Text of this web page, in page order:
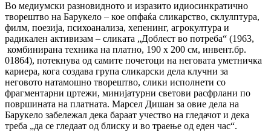
Во медиумски разновидното и изразито идиосинкратично
творештво на Барукело – кое опфаќа сликарство, склулптура,
филм, поезија, психоанализа, хепенинг, агрокултура и
радикален активизам – сликата „Доблест во потреба“ (1963,
комбинирана техника на платно, 190 х 200 см, инвент.бр.
01864), потекнува од самите почетоци на неговата уметничка
кариера, кога создава група сликарски дела клучни за
неговото натамошно творештво, слики исполнети со
фрагментарни цртежи, минијатурни светови расфрлани по
површината на платната. Марсел Дишан за овие дела на
Барукело забележал дека бараат учество на гледачот и дека
треба „да се гледаат од блиску и во траење од еден час“.